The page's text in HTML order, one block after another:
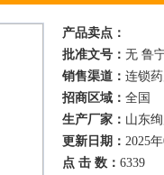
产品卖点：
批准文号： 无 鲁
销售渠道： 连锁
招商区域： 全国
生产厂家： 山东
更新日期： 2025
点 击 数： 6339